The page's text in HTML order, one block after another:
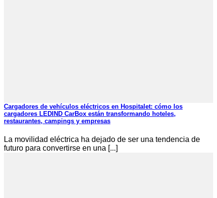
Cargadores de vehículos eléctricos en Hospitalet: cómo los
cargadores LEDIND CarBox están transformando hoteles,
restaurantes, campings y empresas
La movilidad eléctrica ha dejado de ser una tendencia de
futuro para convertirse en una [...]